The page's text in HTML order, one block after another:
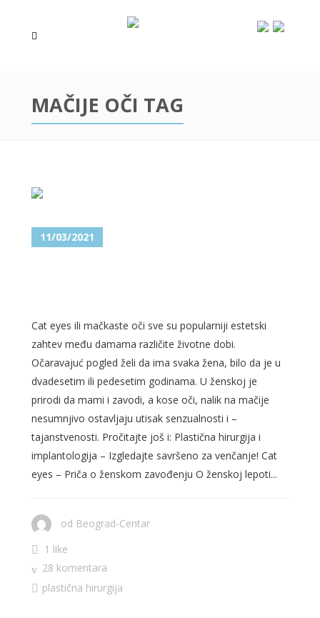
MAČIJE OČI TAG
11/03/2021
Cat eyes ili mačkaste oči sve su popularniji estetski
zahtev među damama različite životne dobi.
Očaravajuć pogled želi da ima svaka žena, bilo da je u
dvadesetim ili pedesetim godinama. U ženskoj je
prirodi da mami i zavodi, a kose oči, nalik na mačije
nesumnjivo ostavljaju utisak senzualnosti i –
tajanstvenosti. Pročitajte još i: Plastična hirurgija i
implantologija – Izgledajte savršeno za venčanje! Cat
eyes – Priča o ženskom zavođenju O ženskoj lepoti...
od Beograd-Centar
1 like
28 komentara
plastična hirurgija